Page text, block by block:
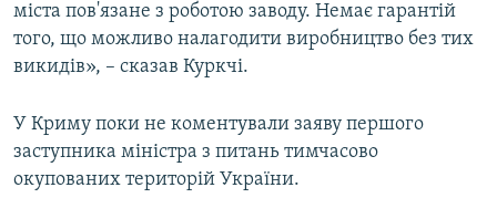
міста пов'язане з роботою заводу. Немає гарантій
того, що можливо налагодити виробництво без тих
викидів», – сказав Куркчі.
У Криму поки не коментували заяву першого
заступника міністра з питань тимчасово
окупованих територій України.